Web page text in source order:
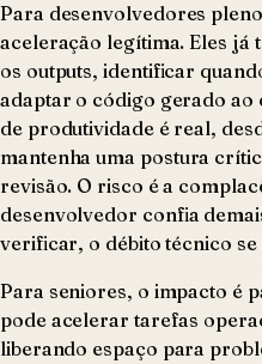
Para desenvolvedores
aceleração legítima. Eles já
os outputs, identificar
adaptar o código gerado ao
de produtividade é real,
mantenha uma postura
revisão. O risco é a
desenvolvedor confia
verificar, o débito técnico
Para seniores, o impacto é
pode acelerar tarefas
liberando espaço para